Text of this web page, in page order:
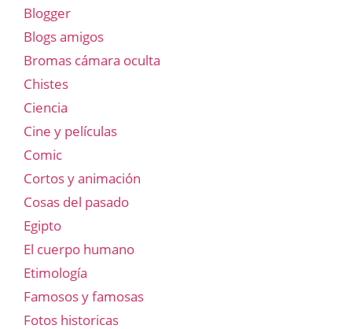
Blogger
Blogs amigos
Bromas cámara oculta
Chistes
Ciencia
Cine y películas
Comic
Cortos y animación
Cosas del pasado
Egipto
El cuerpo humano
Etimología
Famosos y famosas
Fotos historicas